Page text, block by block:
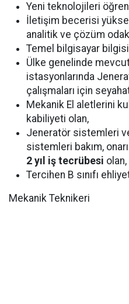
Yeni teknolojileri
İletişim becerisi
analitik ve çözüm
Temel bilgisayar
Ülke genelinde
istasyonlarında
çalışmaları için
Mekanik El aletlerini
kabiliyeti olan,
Jeneratör sistemleri
sistemleri bakım,
2 yıl iş tecrübesi olan,
Tercihen B sınıfı
Mekanik Teknikeri